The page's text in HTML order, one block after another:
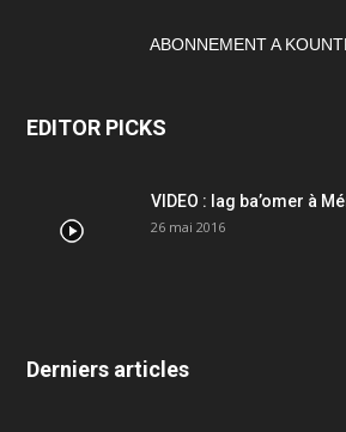
ABONNEMENT A
EDITOR PICKS
VIDEO : lag ba’omer à
26 mai 2016
Derniers articles